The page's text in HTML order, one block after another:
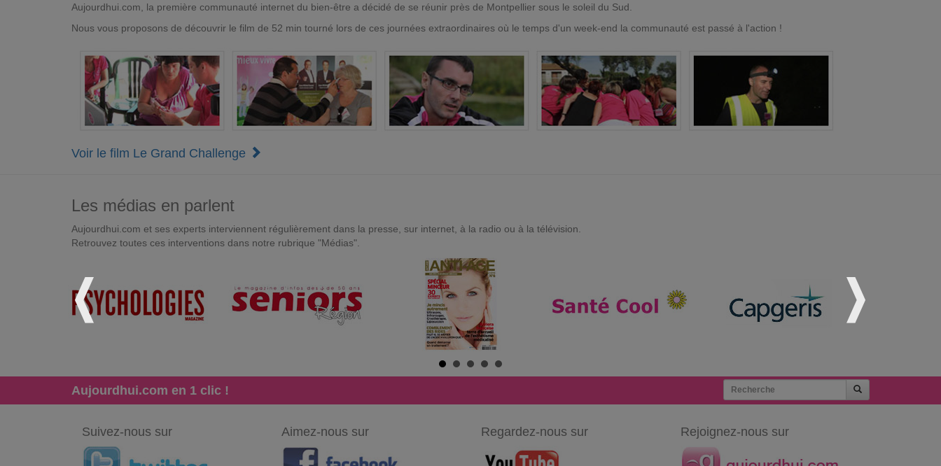
Aujourdhui.com, la première communauté internet du bien-être a décidé de se réunir près de Montpellier sous le soleil du Sud.
Nous vous proposons de découvrir le film de 52 min tourné lors de ces journées extraordinaires où le temps d'un week-end la communauté est passé à l'action !
Voir le film Le Grand Challenge
Les médias en parlent
Aujourdhui.com et ses experts interviennent régulièrement dans la presse, sur internet, à la radio ou à la télévision.
Retrouvez toutes ces interventions dans notre rubrique "Médias".
Aujourdhui.com en 1 clic !
Suivez-nous sur Aimez-nous sur Regardez-nous sur Rejoignez-nous sur